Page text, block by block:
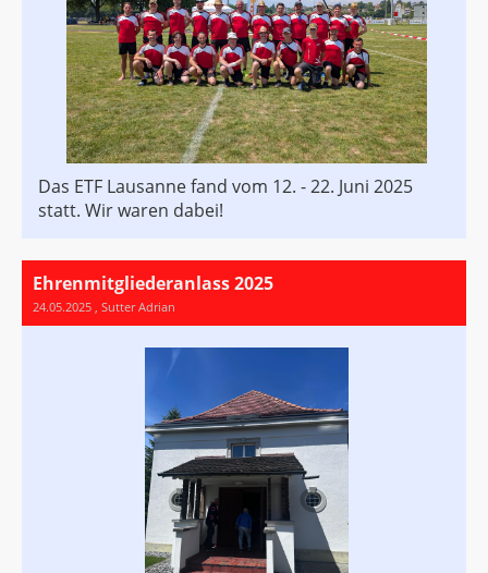
Das ETF Lausanne fand vom 12. - 22. Juni 2025
statt. Wir waren dabei!
Ehrenmitgliederanlass 2025
24.05.2025 , Sutter Adrian